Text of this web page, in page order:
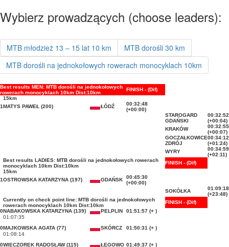
Wybierz prowadzących (choose leaders):
MTB młodzież 13 – 15 lat 10 km
MTB dorośli 30 km
MTB dorośli na jednokołowych rowerach monocyklach 10km
Best results MEN: MTB dorośli na jednokołowych
rowerach monocyklach 10km Dist:10km
FINISH - (Dif)
15km
1MATYS PAWEŁ (200) ŁÓDŹ
00:32:48
(+00:00)
STAROGARD
GDAŃSKI
00:32:52
(+00:04)
KRAKÓW
00:32:55
(+00:07)
GOCZAŁKOWICE
ZDRÓJ
00:34:12
(+01:24)
WYRY
00:34:59
(+02:11)
Best results LADIES: MTB dorośli na jednokołowych rowerach
monocyklach 10km Dist:10km
FINISH - (Dif)
15km
1OSTROWSKA KATARZYNA (197) GDAŃSK
00:45:30
(+00:00)
SOKÓŁKA
01:09:18
(+23:48)
Currently on check point line: MTB dorośli na jednokołowych
rowerach monocyklach 10km Dist:10km
FINISH - (Dif)
0NABAKOWSKA KATARZYNA (139) PELPLIN
01:51:57 (+ )
01:07:35
0MAJKOWSKA AGATA (77) SKÓRCZ
01:50:31 (+ )
01:08:14
0WIECZOREK RADOSŁAW (115) ŁĘGOWO 01:49:37 (+ )